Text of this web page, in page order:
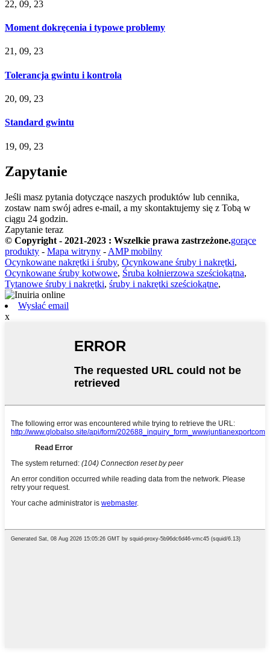
22, 09, 23
Moment dokręcenia i typowe problemy
21, 09, 23
Tolerancja gwintu i kontrola
20, 09, 23
Standard gwintu
19, 09, 23
Zapytanie
Jeśli masz pytania dotyczące naszych produktów lub cennika,
zostaw nam swój adres e-mail, a my skontaktujemy się z Tobą w
ciągu 24 godzin.
Zapytanie teraz
© Copyright - 2021-2023 : Wszelkie prawa zastrzeżone.gorące
produkty - Mapa witryny - AMP mobilny
Ocynkowane nakrętki i śruby, Ocynkowane śruby i nakrętki,
Ocynkowane śruby kotwowe, Śruba kołnierzowa sześciokątna,
Tytanowe śruby i nakrętki, śruby i nakrętki sześciokątne,
Wysłać email
x